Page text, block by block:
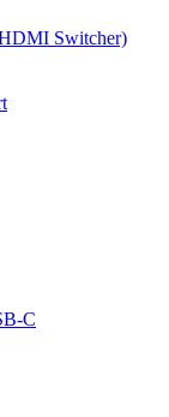
Switcher)
C